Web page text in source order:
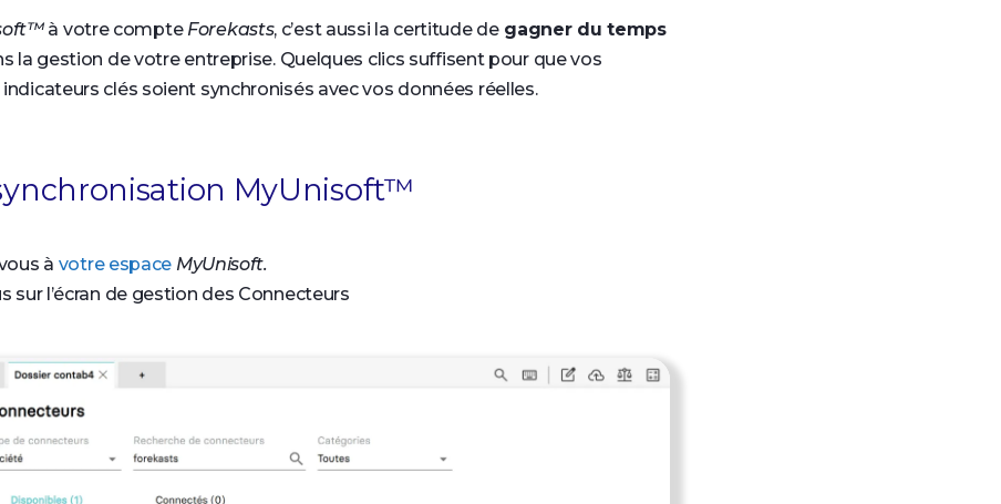
à votre compte Forekasts, c’est aussi la certitude degagner du temps
la gestion de votre entreprise. Quelques clics suffisent pour que vos
clés soient synchronisés avec vos données réelles.
MyUnisoft™
à votre espace MyUnisoft.
sur l’écran de gestion des Connecteurs